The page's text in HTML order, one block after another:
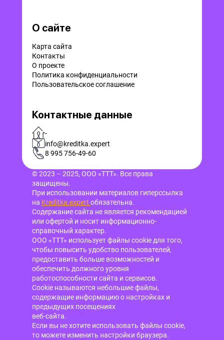
О сайте
Карта сайта
Контакты
О проекте
Политика конфиденциальности
Пользовательское соглашение
Контактные данные
-
info@kreditka.expert
8 995 756-49-60
© 2023 – 2025, ООО «ТТТ». Все права
защищены.
При использовании материалов гиперссылка
на Kreditka.expert обязательна.
Содержание сайта не является рекомендацией
или офертой и носит информационно-
справочный характер.
ООО «ТТТ» использует файлы cookie для того,
чтобы повысить удобство пользователей,
предоставить больше возможностей и
обеспечить должного уровня
работоспособности сайта и сервисов.
Cookie называются небольшие файлы,
содержащие информацию о настройках и
предыдущих посещениях
веб-сайта.
Если вы не хотите использовать файлы cookie,
то можете изменить настройки браузера.